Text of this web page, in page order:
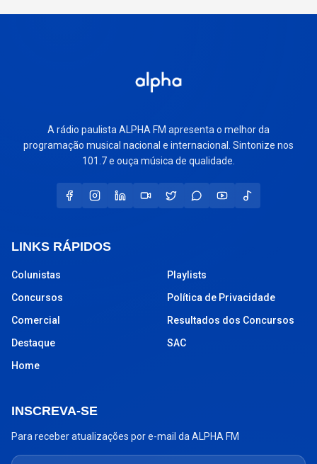
A rádio paulista ALPHA FM apresenta o melhor da
programação musical nacional e internacional. Sintonize nos
101.7 e ouça música de qualidade.
LINKS RÁPIDOS
Colunistas
Concursos
Comercial
Destaque
Home
Playlists
Política de Privacidade
Resultados dos Concursos
SAC
INSCREVA-SE
Para receber atualizações por e-mail da ALPHA FM